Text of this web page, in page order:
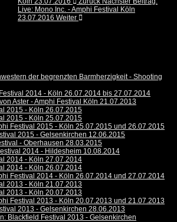
Live: Mono Inc. - Amphi Festival Köln
23.07.2016 Weiter
der begrenzten Barmherzigkeit - Shooting
2014 - Köln 26.07.2014 bis 27.07.2014
Aster - Amphi Festival Köln 21.07.2013
2015 - Köln 26.07.2015
2015 - Köln 25.07.2015
Festival 2015 - Köln 25.07.2015 und 26.07.2015
2015 - Gelsenkirchen 12.06.2015
- Oberhausen 28.03.2015
2014 - Hildesheim 10.08.2014
2014 - Köln 27.07.2014
2014 - Köln 26.07.2014
Festival 2014 - Köln 26.07.2014 und 27.07.2014
2013 - Köln 21.07.2013
2013 - Köln 20.07.2013
Festival 2013 - Köln 20.07.2013 und 21.07.2013
2013 - Gelsenkirchen 28.06.2013
Blackfield Festival 2013 - Gelsenkirchen